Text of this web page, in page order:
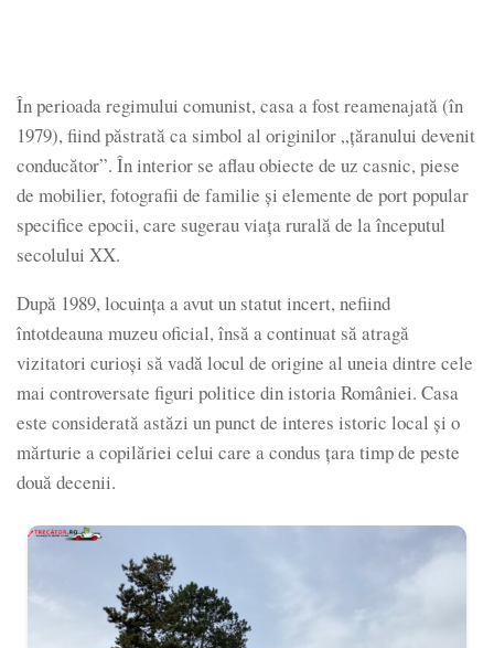
În perioada regimului comunist, casa a fost reamenajată (în
1979), fiind păstrată ca simbol al originilor „țăranului devenit
conducător”. În interior se aflau obiecte de uz casnic, piese
de mobilier, fotografii de familie și elemente de port popular
specifice epocii, care sugerau viața rurală de la începutul
secolului XX.
După 1989, locuința a avut un statut incert, nefiind
întotdeauna muzeu oficial, însă a continuat să atragă
vizitatori curioși să vadă locul de origine al uneia dintre cele
mai controversate figuri politice din istoria României. Casa
este considerată astăzi un punct de interes istoric local și o
mărturie a copilăriei celui care a condus țara timp de peste
două decenii.